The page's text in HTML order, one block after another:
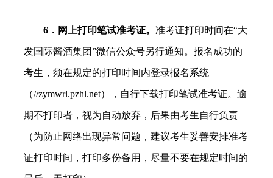
6．网上打印笔试准考证。 准考证打印时间在“大
发国际酱酒集团”微信公众号另行通知。报名成功的
考生，须在规定的打印时间内登录报名系统
（//zymwrl.pzhl.net），自行下载打印笔试准考证。逾
期不打印者，视为自动放弃，后果由考生自行负责
（为防止网络出现异常问题，建议考生妥善安排准考
证打印时间，打印多份备用，尽量不要在规定时间的